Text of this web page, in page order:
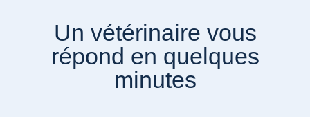
Un vétérinaire vous
répond en quelques
minutes